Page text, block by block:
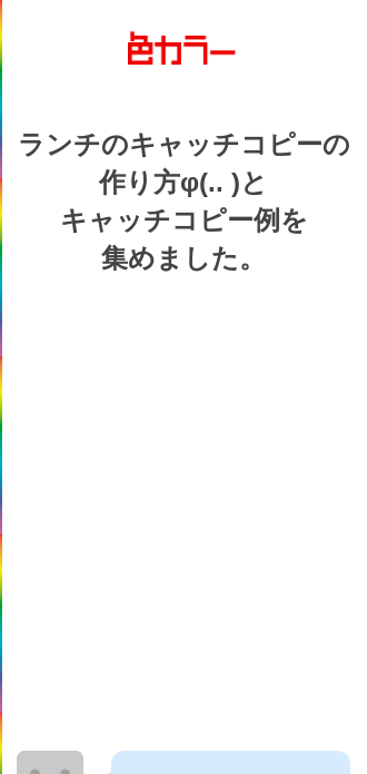
ランチのキャッチコピーの
作り方φ(.. )と
キャッチコピー例を
集めました。